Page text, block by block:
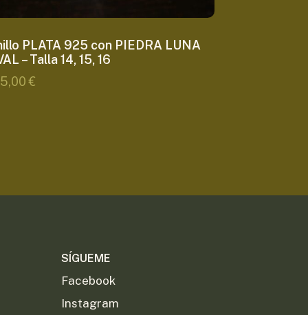
PLATA 925 con PIEDRA LUNA
– Talla 14, 15, 16
€
SÍGUEME
Facebook
Instagram